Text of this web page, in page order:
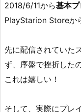
2018/6/11から基本
PlayStarion Storeか
先に配信されていた
ず、序盤で挫折した
これは嬉しい！
そして、実際にプレ